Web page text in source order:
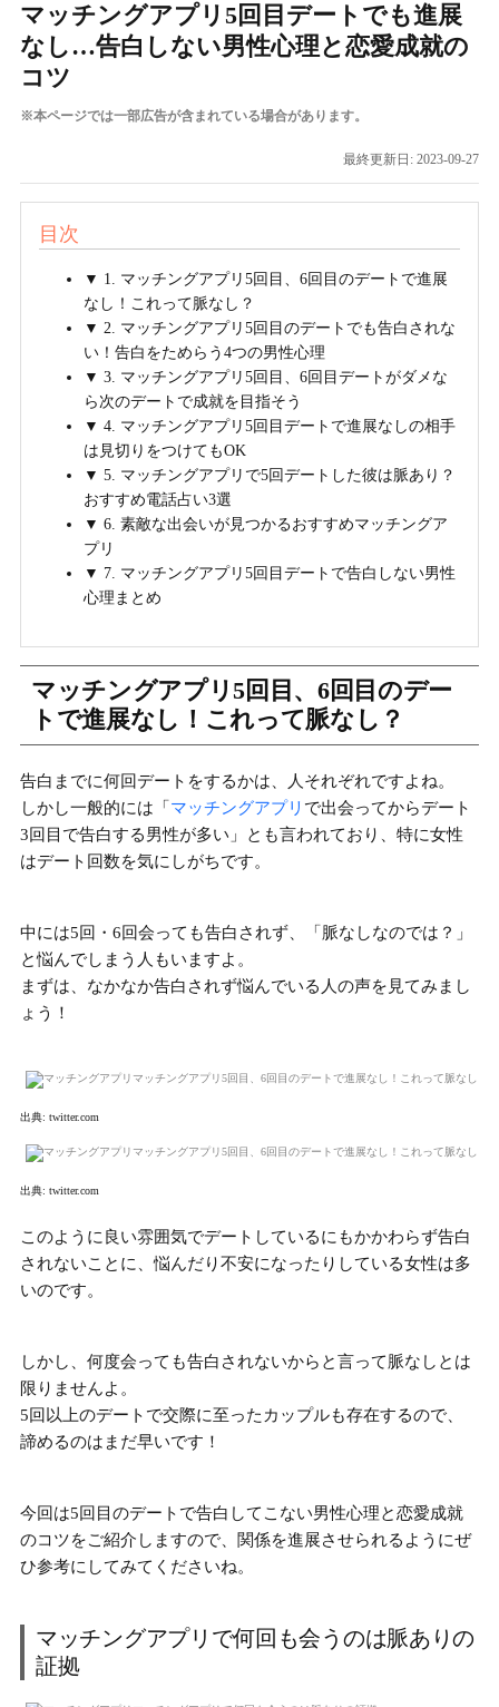
マッチングアプリ5回目デートでも進展
なし…告白しない男性心理と恋愛成就の
コツ
※本ページでは一部広告が含まれている場合があります。
最終更新日: 2023-09-27
目次
▼ 1. マッチングアプリ5回目、6回目のデートで進展
なし！これって脈なし？
▼ 2. マッチングアプリ5回目のデートでも告白されな
い！告白をためらう4つの男性心理
▼ 3. マッチングアプリ5回目、6回目デートがダメな
ら次のデートで成就を目指そう
▼ 4. マッチングアプリ5回目デートで進展なしの相手
は見切りをつけてもOK
▼ 5. マッチングアプリで5回デートした彼は脈あり？
おすすめ電話占い3選
▼ 6. 素敵な出会いが見つかるおすすめマッチングア
プリ
▼ 7. マッチングアプリ5回目デートで告白しない男性
心理まとめ
マッチングアプリ5回目、6回目のデー
トで進展なし！これって脈なし？
告白までに何回デートをするかは、人それぞれですよね。
しかし一般的には「 マッチングアプリ で出会ってからデート
3回目で告白する男性が多い 」とも言われており、特に女性
はデート回数を気にしがちです。
中には5回・6回会っても告白されず、「脈なしなのでは？」
と悩んでしまう人もいますよ。
まずは、なかなか告白されず悩んでいる人の声を見てみまし
ょう！
出典: twitter.com
出典: twitter.com
このように良い雰囲気でデートしているにもかかわらず告白
されないことに、悩んだり不安になったりしている女性は多
いのです。
しかし、 何度会っても告白されないからと言って脈なしとは
限りませんよ。
5回以上のデートで交際に至ったカップルも存在するので、
諦めるのはまだ早いです！
今回は5回目のデートで告白してこない男性心理と恋愛成就
のコツをご紹介しますので、関係を進展させられるようにぜ
ひ参考にしてみてくださいね。
マッチングアプリで何回も会うのは脈ありの
証拠